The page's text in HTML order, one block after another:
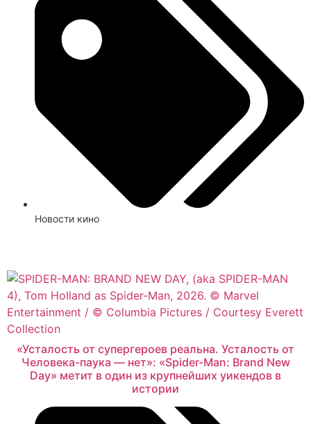
Новости кино
«Усталость от супергероев реальна. Усталость от
Человека-паука — нет»: «Spider-Man: Brand New
Day» метит в один из крупнейших уикендов в
истории